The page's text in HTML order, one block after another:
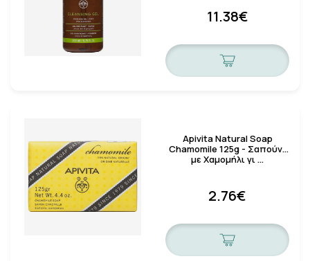
11.38€
Apivita Natural Soap
Chamomile 125g - Σαπούνι
με Χαμομήλι γι …
2.76€